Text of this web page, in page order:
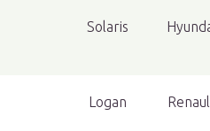
Solaris
Logan